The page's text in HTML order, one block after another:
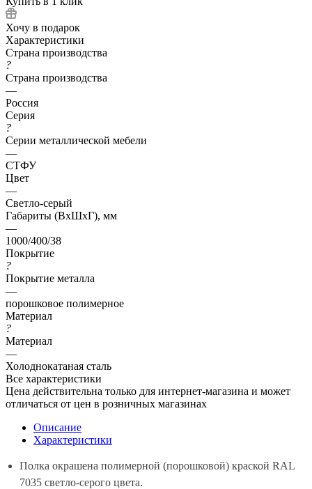
Хочу в подарок
Характеристики
Страна производства
?
Страна производства
—
Россия
Серия
?
Серии металлической мебели
—
СТФУ
Цвет
—
Светло-серый
Габариты (ВхШхГ), мм
—
1000/400/38
Покрытие
?
Покрытие металла
—
порошковое полимерное
Материал
?
Материал
—
Холоднокатаная сталь
Все характеристики
Цена действительна только для интернет-магазина и может
отличаться от цен в розничных магазинах
Описание
Характеристики
Полка окрашена полимерной (порошковой) краской RAL
7035 светло-серого цвета.